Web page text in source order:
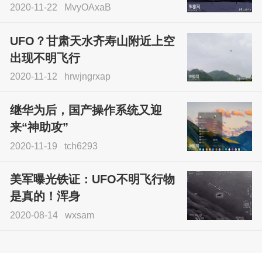
2020-11-22 MvyOAxaB
UFO？甘肃天水齐寿山附近上空
出现不明飞行
2020-11-12 hrwjngrxap
继华为后，国产操作系统又迎
来“神助攻”
2020-11-19 tch6293
美军曝光铁证：UFO不明飞行物
是真的！浑身
2020-08-14 wxsam